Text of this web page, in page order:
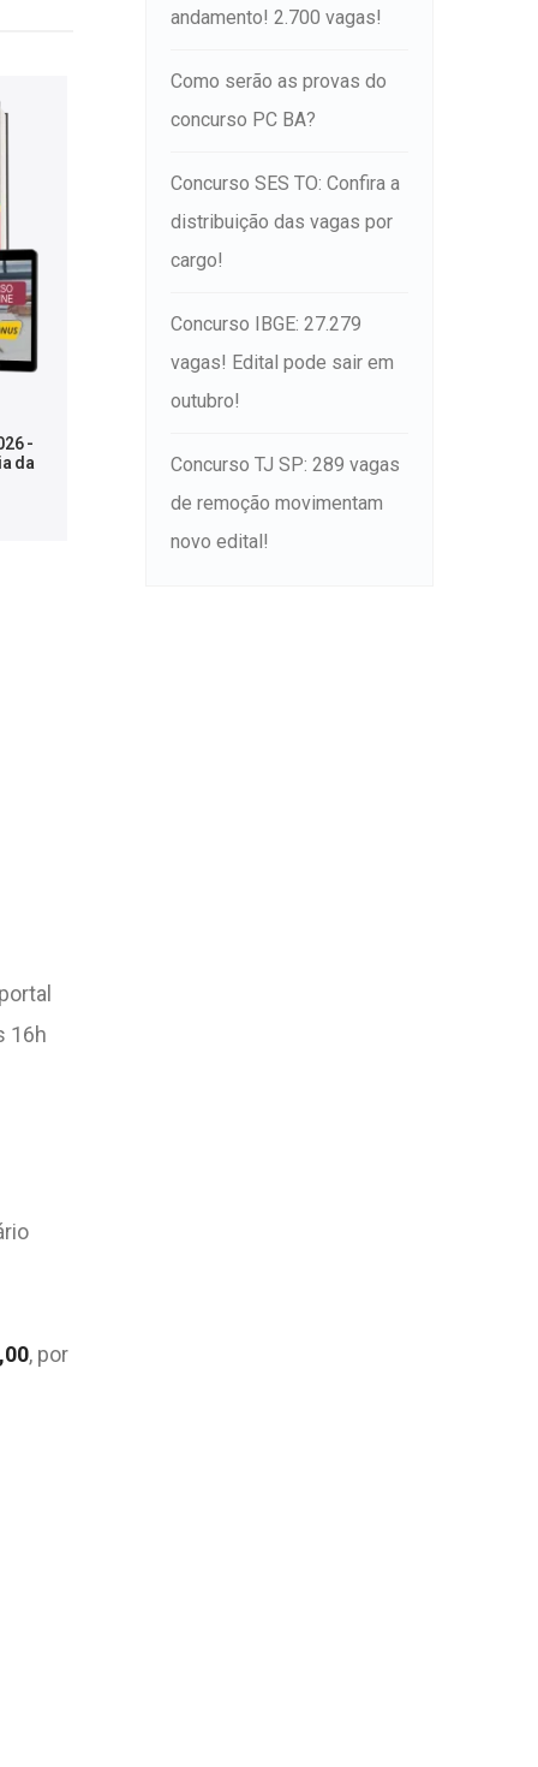
-
da
16h
, por
andamento! 2.700 vagas!
Como serão as provas do
concurso PC BA?
Concurso SES TO: Confira a
distribuição das vagas por
cargo!
Concurso IBGE: 27.279
vagas! Edital pode sair em
outubro!
Concurso TJ SP: 289 vagas
de remoção movimentam
novo edital!